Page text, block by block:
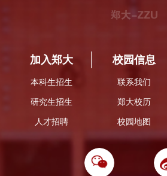
加入郑大
本科生招生
研究生招生
人才招聘
校园信息
联系我们
郑大校历
校园地图